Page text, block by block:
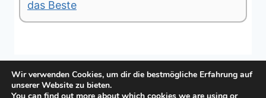
das Beste
Wir verwenden Cookies, um dir die bestmögliche Erfahrung auf
unserer Website zu bieten.